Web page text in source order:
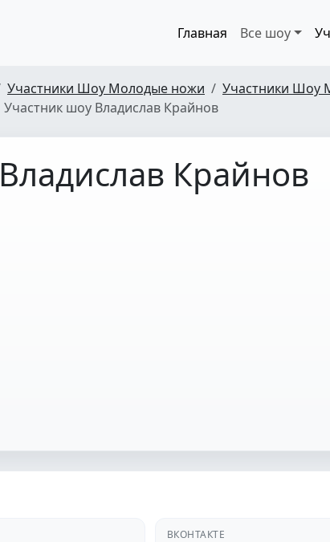
Главная Все шоу
Участники Шоу Молодые ножи
Участники Шоу
Участник шоу Владислав Крайнов
Владислав Крайнов
ВКОНТАКТЕ